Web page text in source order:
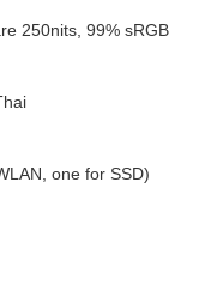
250nits, 99% sRGB
one for SSD)